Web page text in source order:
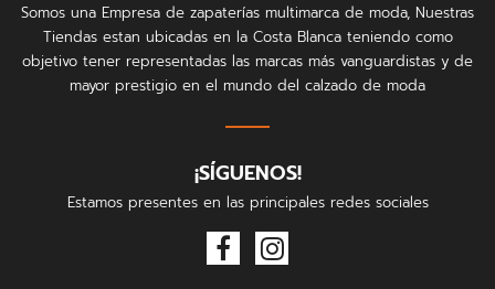
Somos una Empresa de zapaterías multimarca de moda, Nuestras
Tiendas estan ubicadas en la Costa Blanca teniendo como
objetivo tener representadas las marcas más vanguardistas y de
mayor prestigio en el mundo del calzado de moda
¡SÍGUENOS!
Estamos presentes en las principales redes sociales